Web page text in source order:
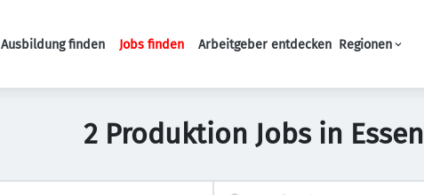
Haupt-Navigation
Ausbildung finden Jobs finden Arbeitgeber entdecken Regionen
2 Produktion Jobs in Essen